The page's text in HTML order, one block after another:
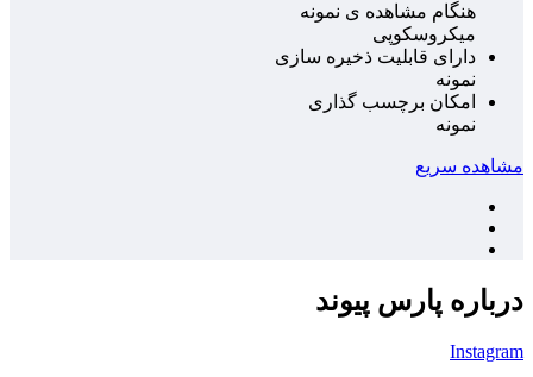
هنگام مشاهده ی نمونه
میکروسکوپی
دارای قابلیت ذخیره سازی
نمونه
امکان برچسب گذاری
نمونه
مشاهده سریع
درباره پارس پیوند
Instagram